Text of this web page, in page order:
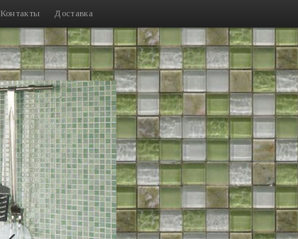
Контакты Доставка